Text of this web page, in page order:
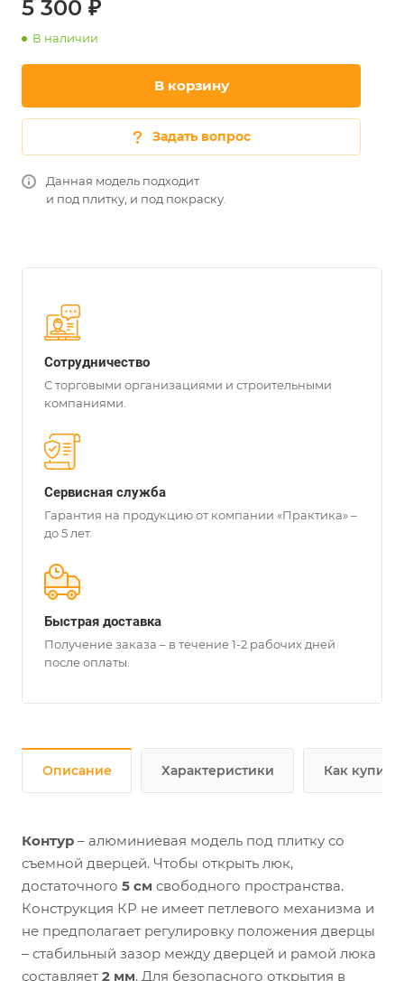
5 300 ₽
В наличии
В корзину
Задать вопрос
Данная модель подходит
и под плитку, и под покраску.
Сотрудничество
С торговыми организациями и строительными
компаниями.
Сервисная служба
Гарантия на продукцию от компании «Практика» –
до 5 лет.
Быстрая доставка
Получение заказа – в течение 1-2 рабочих дней
после оплаты.
Описание Характеристики Как купить
Контур – алюминиевая модель под плитку со
съемной дверцей. Чтобы открыть люк,
достаточного 5 см свободного пространства.
Конструкция КР не имеет петлевого механизма и
не предполагает регулировку положения дверцы
– стабильный зазор между дверцей и рамой люка
составляет 2 мм. Для безопасного открытия в